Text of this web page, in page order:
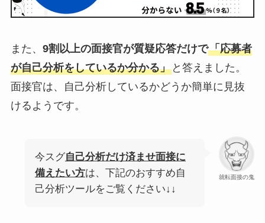
また、 9割以上の面接官が質疑応答だけで「応募者
が自己分析をしているか分かる」と答えました。
面接官は、自己分析しているかどうか簡単に見抜
けるようです。
就転面接の鬼
今スグ自己分析だけ済ませ面接に
備えたい方は、下記のおすすめ自
己分析ツールをご覧ください↓↓